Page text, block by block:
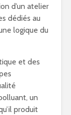
d’un atelier
dédiés au
logique du
et des
un
produit